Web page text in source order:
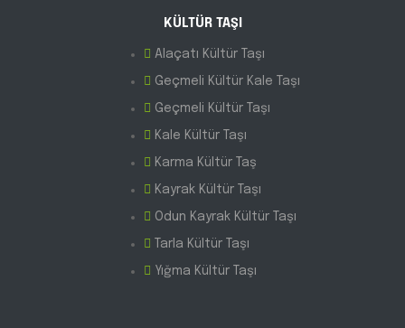
KÜLTÜR TAŞI
Alaçatı Kültür Taşı
Geçmeli Kültür Kale Taşı
Geçmeli Kültür Taşı
Kale Kültür Taşı
Karma Kültür Taş
Kayrak Kültür Taşı
Odun Kayrak Kültür Taşı
Tarla Kültür Taşı
Yığma Kültür Taşı